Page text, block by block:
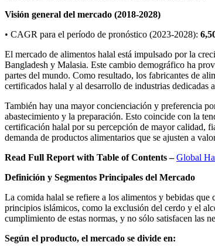
Visión general del mercado (2018-2028)
• CAGR para el período de pronóstico (2023-2028):
El mercado de alimentos halal está impulsado por la
Bangladesh y Malasia. Este cambio demográfico ha
partes del mundo. Como resultado, los fabricantes de
certificados halal y al desarrollo de industrias dedicadas
También hay una mayor concienciación y preferencia
abastecimiento y la preparación. Esto coincide con la
certificación halal por su percepción de mayor calidad,
demanda de productos alimentarios que se ajusten a
Read Full Report with Table of Contents – Global
Definición y Segmentos Principales del Mercado
La comida halal se refiere a los alimentos y bebidas
principios islámicos, como la exclusión del cerdo y el
cumplimiento de estas normas, y no sólo satisfacen las
Según el producto, el mercado se divide en: